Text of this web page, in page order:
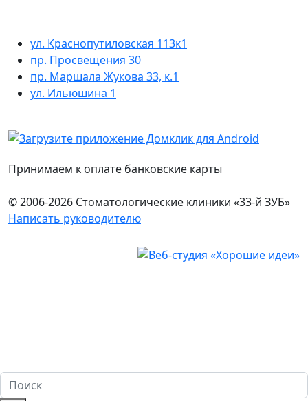
ул. Краснопутиловская 113к1
пр. Просвещения 30
пр. Маршала Жукова 33, к.1
ул. Ильюшина 1
Принимаем к оплате банковские карты
© 2006-2026 Стоматологические клиники «33-й ЗУБ»
Написать руководителю